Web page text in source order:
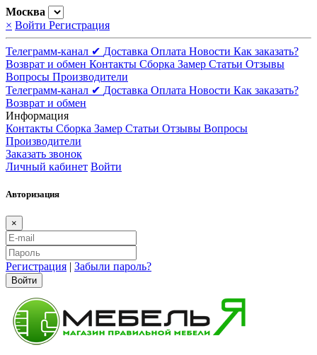
Москва
× Войти Регистрация
Телеграмм-канал ✔ Доставка Оплата Новости Как заказать?
Возврат и обмен Контакты Сборка Замер Статьи Отзывы
Вопросы Производители
Телеграмм-канал ✔ Доставка Оплата Новости Как заказать?
Возврат и обмен
Информация
Контакты Сборка Замер Статьи Отзывы Вопросы
Производители
Заказать звонок
Личный кабинет Войти
Авторизация
×
Регистрация | Забыли пароль?
Войти